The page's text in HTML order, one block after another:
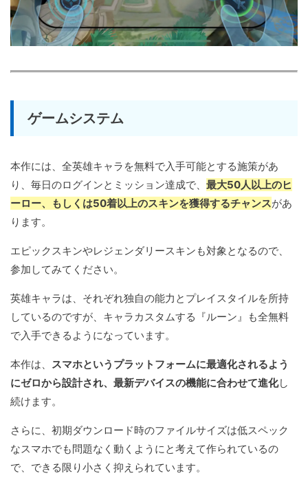
ゲームシステム
本作には、全英雄キャラを無料で入手可能とする施策があ
り、毎日のログインとミッション達成で、 最大50人以上のヒ
ーロー、もしくは50着以上のスキンを獲得するチャンスがあ
ります。
エピックスキンやレジェンダリースキンも対象となるので、
参加してみてください。
英雄キャラは、それぞれ独自の能力とプレイスタイルを所持
しているのですが、キャラカスタムする『ルーン』も全無料
で入手できるようになっています。
本作は、 スマホというプラットフォームに最適化されるよう
にゼロから設計され、最新デバイスの機能に合わせて進化し
続けます。
さらに、初期ダウンロード時のファイルサイズは低スペック
なスマホでも問題なく動くようにと考えて作られているの
で、できる限り小さく抑えられています。